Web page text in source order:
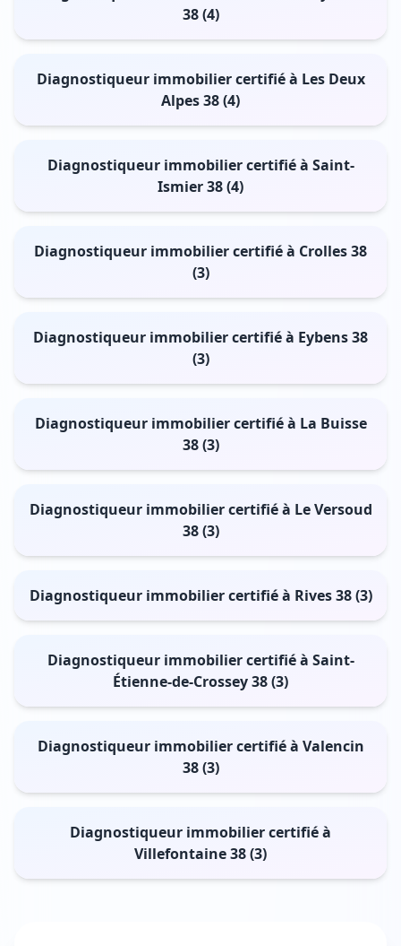
38 (4)
Diagnostiqueur immobilier certifié à Les Deux
Alpes 38 (4)
Diagnostiqueur immobilier certifié à Saint-
Ismier 38 (4)
Diagnostiqueur immobilier certifié à Crolles 38
(3)
Diagnostiqueur immobilier certifié à Eybens 38
(3)
Diagnostiqueur immobilier certifié à La Buisse
38 (3)
Diagnostiqueur immobilier certifié à Le Versoud
38 (3)
Diagnostiqueur immobilier certifié à Rives 38 (3)
Diagnostiqueur immobilier certifié à Saint-
Étienne-de-Crossey 38 (3)
Diagnostiqueur immobilier certifié à Valencin
38 (3)
Diagnostiqueur immobilier certifié à
Villefontaine 38 (3)